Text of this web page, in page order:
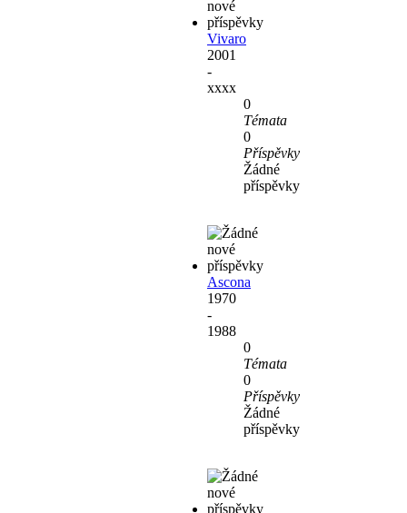
Vivaro
2001
-
xxxx
0
Témata
0
Příspěvky
Žádné
příspěvky
Ascona
1970
-
1988
0
Témata
0
Příspěvky
Žádné
příspěvky